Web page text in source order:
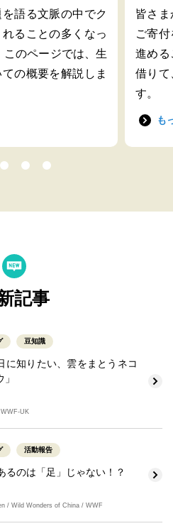
語る文脈の中でク
ることの多くなっ
このページでは、生
の概要を解説しま
皆さ
ご寄
進める
借りて
す。
も
記事
豆知識
に知りたい、雲をまとうネコ
UK
活動報告
るのは「足」じゃない！？
/ Wild Wonders of China / WWF